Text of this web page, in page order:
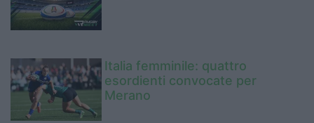
Italia femminile: quattro
esordienti convocate per
Merano